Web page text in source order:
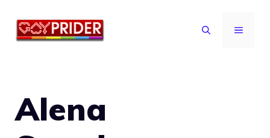
MENU
Alena